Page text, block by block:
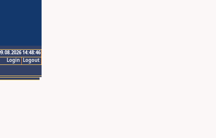
14:48:46
Logout
Login